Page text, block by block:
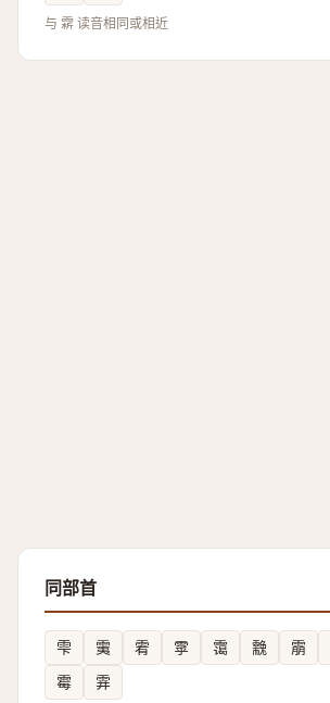
与 䨛 读音相同或相近
同部首
雫 䨑 䨖 雽 霭 䨲 䨜
霉
䨍